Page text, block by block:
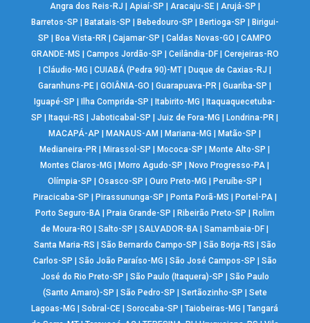
Angra dos Reis-RJ Apiaí-SP Aracaju-SE| Arujá-SP
Barretos-SP
Batatais-SP Bebedouro-SP Bertioga-SP
Birigui-
SP
Boa Vista-RR |Cajamar-SP |Caldas Novas-GO |CAMPO
GRANDE-MS
Campos Jordão-SP Ceilândia-DF| Cerejeiras-RO
Cláudio-MG CUIABÁ (Pedra 90)-MT| Duque de Caxias-RJ
Garanhuns-PE |GOIÂNIA-GO |Guarapuava-PR |Guariba-SP
Iguapé-SP
Ilha Comprida-SP Itabirito-MG
Itaquaquecetuba-
SP
Itaqui-RS |Jaboticabal-SP |Juiz de Fora-MG Londrina-PR
MACAPÁ-AP
MANAUS-AM Mariana-MG Matão-SP
Medianeira-PR
Mirassol-SP Mococa-SP Monte Alto-SP
Montes Claros-MG
Morro Agudo-SP Novo Progresso-PA
Olímpia-SP
|Osasco-SP |Ouro Preto-MG Peruíbe-SP
Piracicaba-SP
Pirassununga-SP Ponta Porã-MS Portel-PA|
Porto Seguro-BA| Praia Grande-SP Ribeirão Preto-SP
Rolim
de Moura-RO
|Salto-SP |SALVADOR-BA |Samambaia-DF
Santa Maria-RS
São Bernardo Campo-SP São Borja-RS
São
Carlos-SP
São João Paraíso-MG São José Campos-SP
São
José do Rio Preto-SP
São Paulo (Itaquera)-SP
São Paulo
(Santo Amaro)-SP
São Pedro-SP Sertãozinho-SP
Sete
Lagoas-MG
|Sobral-CE |Sorocaba-SP |Taiobeiras-MG |Tangará